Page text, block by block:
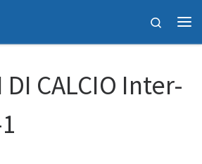
Search
DI CALCIO Inter-